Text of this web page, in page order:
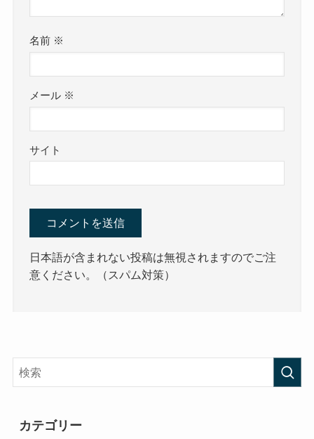
名前 ※
メール ※
サイト
日本語が含まれない投稿は無視されますのでご注
意ください。（スパム対策）
カテゴリー